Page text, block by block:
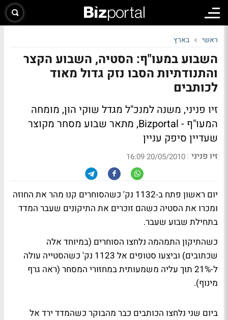
ראשי בארץ
השבוע במעו"ף: הסטיה, השבוע הקצר
והתנודתיות הסבו נזק גדול מאוד
לכותבים
זיו פניני, משנה למנכ"ל מגדל שוקי הון, מומחה
המעו"ף - Bizportal, מתאר שבוע מסחר מקוצר
שעדיין סיפק עניין
זיו פניני |
20/05/2010 16:09
יום ראשון פתח ב-1132 נק' כשהסוחרים קנו מהר את החוזה
ומכרו את הסטיה כשהם זוכרים את התיקונים שעבר המדד
בתחילת שבוע שעבר.
כשהתיקון התמהמה נלחצו הסוחרים (במיוחד אלה
שכתובים) וביצעו סטופים אל 1123 נק' כשהסטייה עולה
ל-21% תוך עליה משמעותית במחזורי המסחר (ראה גרף
מינוף).
ביום שני נלחצו הכותבים כבר מהבוקר כשהמדד ירד אל